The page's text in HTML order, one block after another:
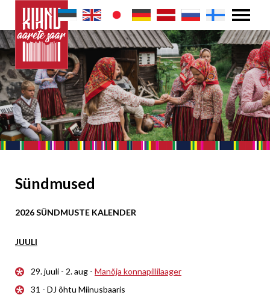
Sündmused
2026 SÜNDMUSTE KALENDER
JUULI
29. juuli - 2. aug - Manõja konnapillilaager
31 - DJ õhtu Miinusbaaris